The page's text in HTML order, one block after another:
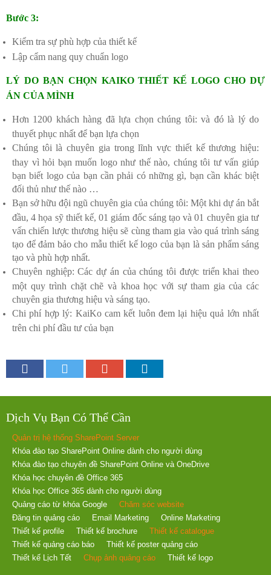
Bước 3:
Kiểm tra sự phù hợp của thiết kế
Lập cẩm nang quy chuẩn logo
LÝ DO BẠN CHỌN KAIKO THIẾT KẾ LOGO CHO DỰ
ÁN CỦA MÌNH
Hơn 1200 khách hàng đã lựa chọn chúng tôi: và đó là lý do
thuyết phục nhất để bạn lựa chọn
Chúng tôi là chuyên gia trong lĩnh vực thiết kế thương hiệu:
thay vì hỏi bạn muốn logo như thế nào, chúng tôi tư vấn giúp
bạn biết logo của bạn cần phải có những gì, bạn cần khác biệt
đối thủ như thế nào …
Bạn sở hữu đội ngũ chuyên gia của chúng tôi: Một khi dự án bắt
đầu, 4 họa sỹ thiết kế, 01 giám đốc sáng tạo và 01 chuyên gia tư
vấn chiến lược thương hiệu sẽ cùng tham gia vào quá trình sáng
tạo để đảm bảo cho mẫu thiết kế logo của bạn là sản phẩm sáng
tạo và phù hợp nhất.
Chuyên nghiệp: Các dự án của chúng tôi được triển khai theo
một quy trình chặt chẽ và khoa học với sự tham gia của các
chuyên gia thương hiệu và sáng tạo.
Chi phí hợp lý: KaiKo cam kết luôn đem lại hiệu quả lớn nhất
trên chi phí đầu tư của bạn
Dịch Vụ Bạn Có Thể Cần
Quản trị hệ thống SharePoint Server
Khóa đào tạo SharePoint Online dành cho người dùng
Khóa đào tạo chuyên đề SharePoint Online và OneDrive
Khóa học chuyên đề Office 365
Khóa học Office 365 dành cho người dùng
Quảng cáo từ khóa Google
Chăm sóc website
Đăng tin quảng cáo
Email Marketing
Online Marketing
Thiết kế profile
Thiết kế brochure
Thiết kế catalogue
Thiết kế quảng cáo báo
Thiết kế poster quảng cáo
Thiết kế Lịch Tết
Chụp ảnh quảng cáo Thiết kế logo